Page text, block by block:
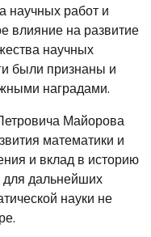
научных работ и
влияние на развитие
научных
были признаны и
наградами.
Майорова
математики и
и вклад в историю
для дальнейших
науки не